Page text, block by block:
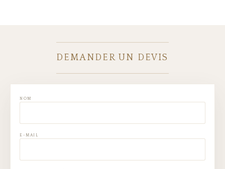
DEMANDER UN DEVIS
NOM
E-MAIL